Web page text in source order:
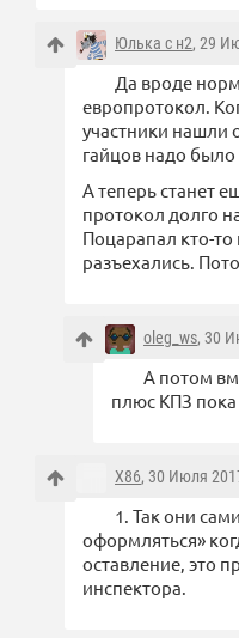
Юлька с н2, 29
Да вроде
европротокол.
участники нашли
гайцов надо
А теперь станет
протокол долго
Поцарапал кто-
разъехались.
oleg_ws, 30
А потом
плюс КПЗ пока
X86, 30 Июля
1. Так они
оформляться»
оставление, это
инспектора.